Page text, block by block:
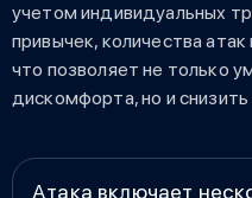
учетом индивидуальных
привычек, количества
что позволяет не только
дискомфорта, но и
Атака включает